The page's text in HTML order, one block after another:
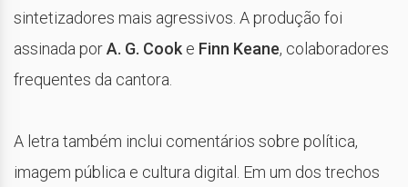
sintetizadores mais agressivos. A produção foi
assinada porA. G. Cook e Finn Keane, colaboradores
frequentes da cantora.
A letra também inclui comentários sobre política,
imagem pública e cultura digital. Em um dos trechos